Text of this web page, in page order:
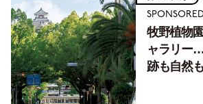
牧野植物
ャラリー
跡も自然